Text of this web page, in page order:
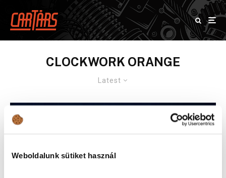
Weboldalunk sütiket használ
CLOCKWORK ORANGE
Latest